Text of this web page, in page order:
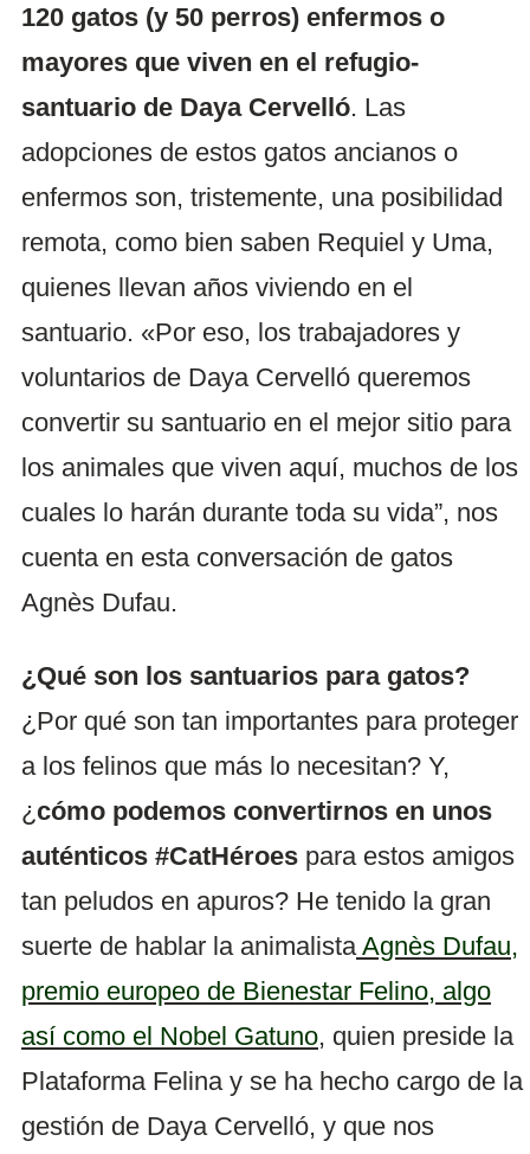
120 gatos (y 50 perros) enfermos o
mayores que viven en el refugio-
santuario de Daya Cervelló. Las
adopciones de estos gatos ancianos o
enfermos son, tristemente, una posibilidad
remota, como bien saben Requiel y Uma,
quienes llevan años viviendo en el
santuario. «Por eso, los trabajadores y
voluntarios de Daya Cervelló queremos
convertir su santuario en el mejor sitio para
los animales que viven aquí, muchos de los
cuales lo harán durante toda su vida”, nos
cuenta en esta conversación de gatos
Agnès Dufau.
¿Qué son los santuarios para gatos?
¿Por qué son tan importantes para proteger
a los felinos que más lo necesitan? Y,
¿cómo podemos convertirnos en unos
auténticos #CatHéroes para estos amigos
tan peludos en apuros? He tenido la gran
suerte de hablar la animalista Agnès Dufau,
premio europeo de Bienestar Felino, algo
así como el Nobel Gatuno, quien preside la
Plataforma Felina y se ha hecho cargo de la
gestión de Daya Cervelló, y que nos